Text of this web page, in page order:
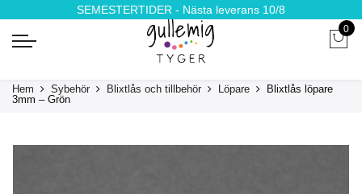
SEMESTERTIDER - Nästa leverans 10/8
0
Hem Sybehör Blixtlås och tillbehör Löpare
Blixtlås löpare
3mm – Grön